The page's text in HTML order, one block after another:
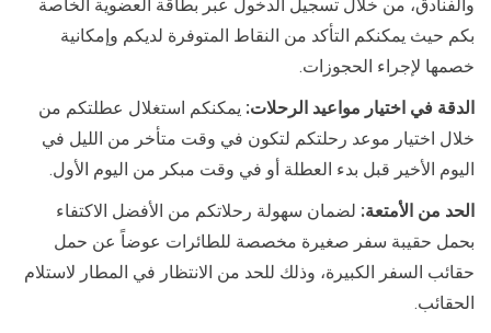
والفنادق، من خلال تسجيل الدخول عبر بطاقة العضوية الخاصة
بكم حيث يمكنكم التأكد من النقاط المتوفرة لديكم وإمكانية
خصمها لإجراء الحجوزات.
الدقة في اختيار مواعيد الرحلات: يمكنكم استغلال عطلتكم من
خلال اختيار موعد رحلتكم لتكون في وقت متأخر من الليل في
اليوم الأخير قبل بدء العطلة أو في وقت مبكر من اليوم الأول.
الحد من الأمتعة: لضمان سهولة رحلاتكم من الأفضل الاكتفاء
بحمل حقيبة سفر صغيرة مخصصة للطائرات عوضاً عن حمل
حقائب السفر الكبيرة، وذلك للحد من الانتظار في المطار لاستلام
الحقائب.